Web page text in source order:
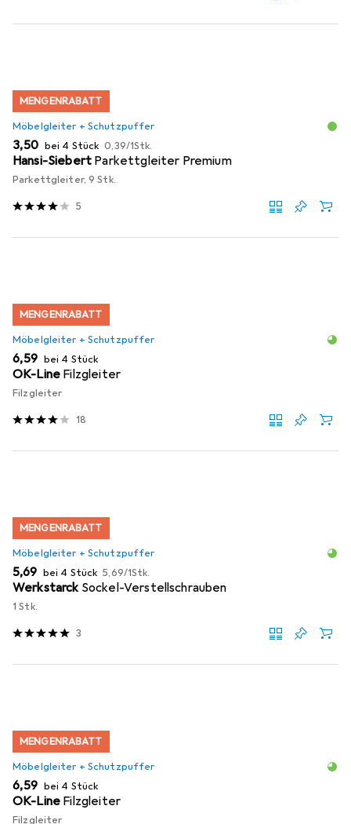
MENGENRABATT
Möbelgleiter + Schutzpuffer
EUR
3,50 bei 4 Stück EUR
0,39/1Stk.
Hansi-Siebert Parkettgleiter Premium
Parkettgleiter, 9 Stk.
5
MENGENRABATT
Möbelgleiter + Schutzpuffer
EUR
6,59 bei 4 Stück
OK-Line Filzgleiter
Filzgleiter
18
MENGENRABATT
Möbelgleiter + Schutzpuffer
EUR
5,69 bei 4 Stück EUR
5,69/1Stk.
Werkstarck Sockel-Verstellschrauben
1 Stk.
3
MENGENRABATT
Möbelgleiter + Schutzpuffer
EUR
6,59 bei 4 Stück
OK-Line Filzgleiter
Filzgleiter